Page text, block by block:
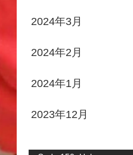
2024年3月
2024年2月
2024年1月
2023年12月